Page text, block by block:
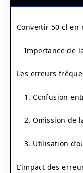
Convertir 50 cl en
Importance de
Les erreurs
1. Confusion
2. Omission de
3. Utilisation
L’impact des